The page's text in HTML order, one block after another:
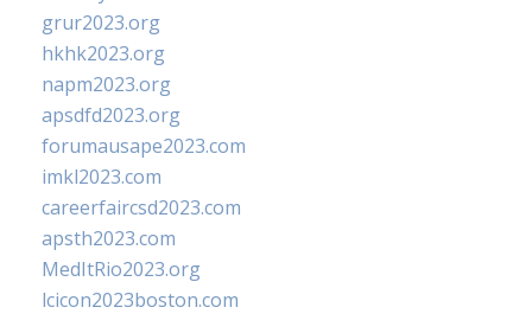
grur2023.org
hkhk2023.org
napm2023.org
apsdfd2023.org
forumausape2023.com
imkl2023.com
careerfaircsd2023.com
apsth2023.com
MedItRio2023.org
lcicon2023boston.com